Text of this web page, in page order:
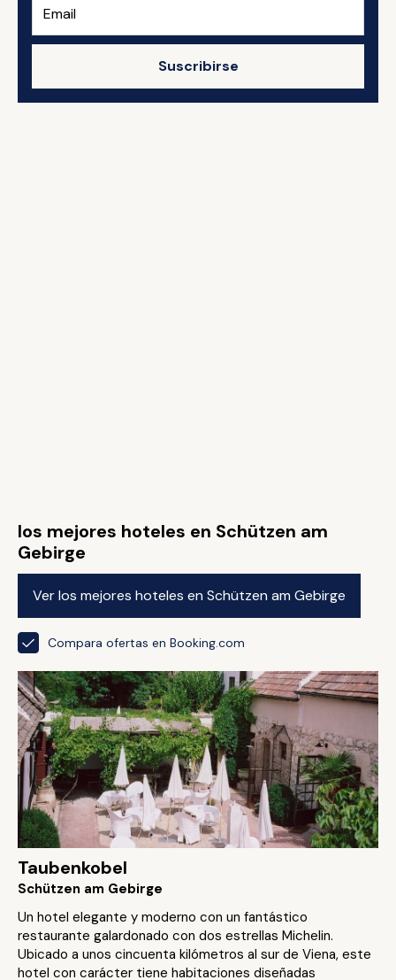
Suscribirse
los mejores hoteles en Schützen am
Gebirge
Ver los mejores hoteles en Schützen am Gebirge
Compara ofertas en Booking.com
Taubenkobel
Schützen am Gebirge
Un hotel elegante y moderno con un fantástico
restaurante galardonado con dos estrellas Michelin.
Ubicado a unos cincuenta kilómetros al sur de Viena, este
hotel con carácter tiene habitaciones diseñadas